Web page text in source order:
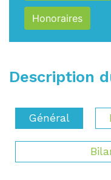
Honoraires
Description
Général